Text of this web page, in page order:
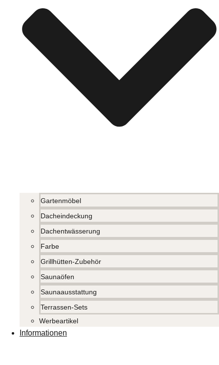
Gartenmöbel
Dacheindeckung
Dachentwässerung
Farbe
Grillhütten-Zubehör
Saunaöfen
Saunaausstattung
Terrassen-Sets
Werbeartikel
Informationen